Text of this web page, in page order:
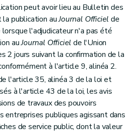
peut avoir lieu au Bulletin des
la publication auJournal Officiel de
l'adjudicateur n'a pas été
auJournal Officiel de l'Union
2 jours suivant la confirmation de la
à l'article 9, alinéa 2.
l'article 35, alinéa 3 de la loi et
à l'article 43 de la loi, les avis
de travaux des pouvoirs
entreprises publiques agissant dans
de service public, dont la valeur